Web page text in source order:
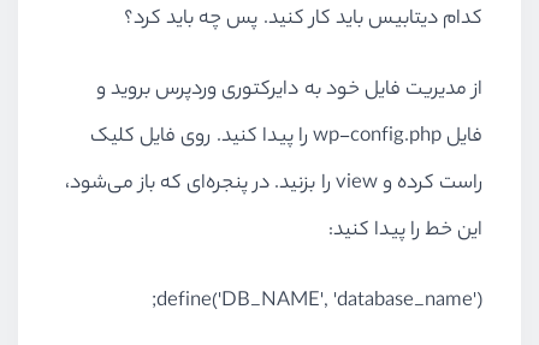
کدام دیتابیس باید کار کنید. پس چه باید کرد؟
از مدیریت فایل خود به دایرکتوری وردپرس بروید و
فایلwp-config.phpرا پیدا کنید. روی فایل کلیک
راست کرده وviewرا بزنید. در پنجره‌ای که باز می‌شود،
این خط را پیدا کنید:
define('DB_NAME', 'database_name');